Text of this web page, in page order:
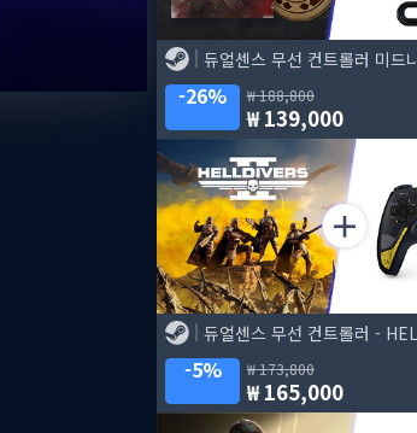
26% 188,800
139,000
5% 173,800
165,000